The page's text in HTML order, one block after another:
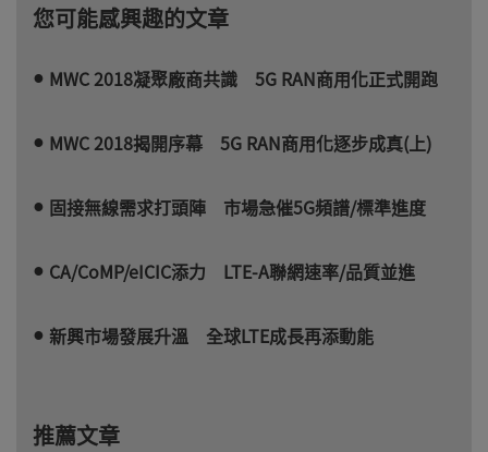
您可能感興趣的文章
MWC 2018凝聚廠商共識 5G RAN商用化正式開跑
MWC 2018揭開序幕 5G RAN商用化逐步成真(上)
固接無線需求打頭陣 市場急催5G頻譜/標準進度
CA/CoMP/eICIC添力 LTE-A聯網速率/品質並進
新興市場發展升溫 全球LTE成長再添動能
推薦文章